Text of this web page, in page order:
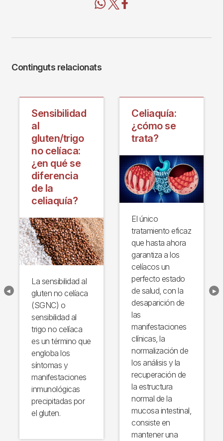
Continguts relacionats
Sensibilidad
al
gluten/trigo
no celíaca:
¿en qué se
diferencia
de la
celiaquía?
La sensibilidad al
gluten no celíaca
(SGNC) o
sensibilidad al
trigo no celíaca
es un término que
engloba los
síntomas y
manifestaciones
inmunológicas
precipitadas por
el gluten.
Celiaquía:
¿cómo se
trata?
El único
tratamiento eficaz
que hasta ahora
garantiza a los
celíacos un
perfecto estado
de salud, con la
desaparición de
las
manifestaciones
clínicas, la
normalización de
los análisis y la
recuperación de
la estructura
normal de la
mucosa intestinal,
consiste en
mantener una